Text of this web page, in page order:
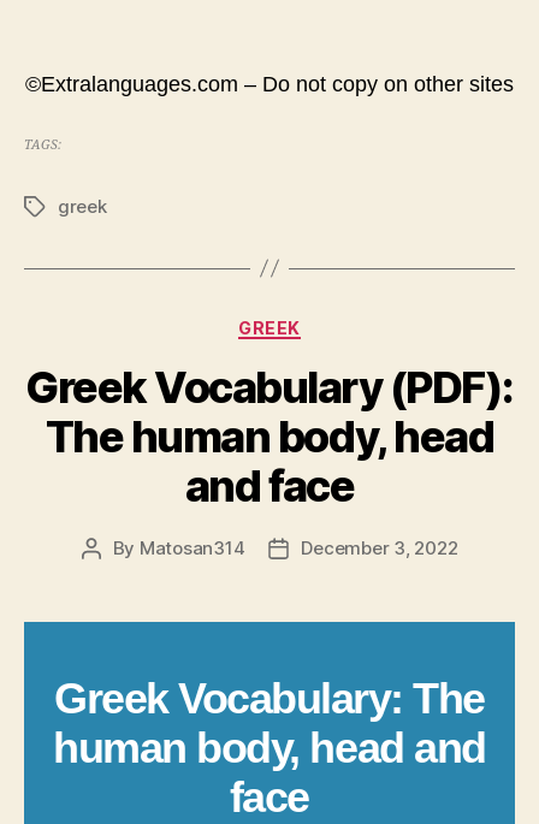
©Extralanguages.com – Do not copy on other sites
TAGS:
Tagsgreek
Categories
GREEK
Greek Vocabulary (PDF):
The human body, head
and face
Post
By Matosan314
PostDecember 3, 2022
Greek Vocabulary: The
human body, head and
face